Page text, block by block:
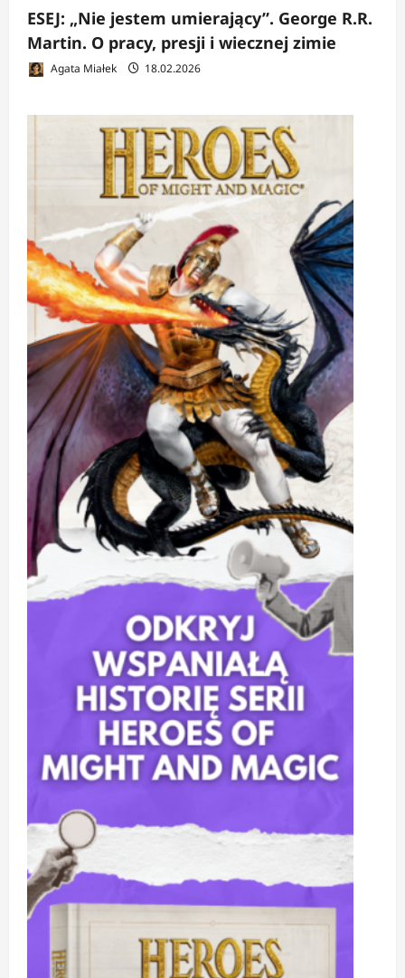
ESEJ: „Nie jestem umierający”. George R.R.
Martin. O pracy, presji i wiecznej zimie
Agata Miałek 18.02.2026